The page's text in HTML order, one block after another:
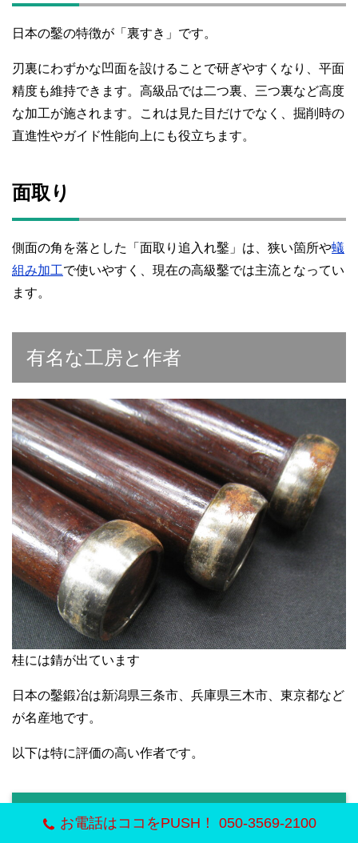
日本の鑿の特徴が「裏すき」です。
刃裏にわずかな凹面を設けることで研ぎやすくなり、平面
精度も維持できます。高級品では二つ裏、三つ裏など高度
な加工が施されます。これは見た目だけでなく、掘削時の
直進性やガイド性能向上にも役立ちます。
面取り
側面の角を落とした「面取り追入れ鑿」は、狭い箇所や蟻
組み加工で使いやすく、現在の高級鑿では主流となってい
ます。
有名な工房と作者
桂には錆が出ています
日本の鑿鍛冶は新潟県三条市、兵庫県三木市、東京都など
が名産地です。
以下は特に評価の高い作者です。
舟弘お電話はココをPUSH！ 050-3569-2100